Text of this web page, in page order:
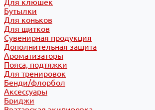
Для клюшек
Бутылки
Для коньков
Для щитков
Сувенирная продукция
Дополнительная защита
Ароматизаторы
Пояса, подтяжки
Для тренировок
Бенди/флорбол
Аксессуары
Бриджи